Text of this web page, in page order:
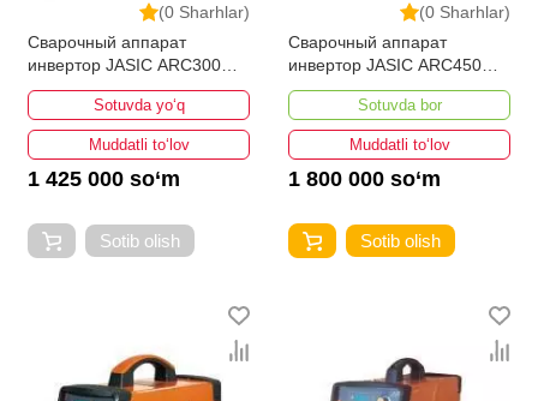
(0 Sharhlar)
Сварочный аппарат
инвертор JASIC ARC300
(Z238N)
Sotuvda yo‘q
Muddatli to‘lov
1 425 000 so‘m
Sotib olish
(0 Sharhlar)
Сварочный аппарат
инвертор JASIC ARC450
Z244
Sotuvda bor
Muddatli to‘lov
1 800 000 so‘m
Sotib olish